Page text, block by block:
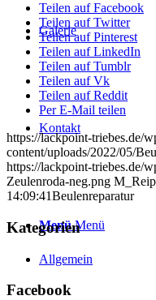
Galerie
Kontakt
Menü Menü
Teilen auf Facebook
Teilen auf Twitter
Teilen auf Pinterest
Teilen auf LinkedIn
Teilen auf Tumblr
Teilen auf Vk
Teilen auf Reddit
Per E-Mail teilen
https://lackpoint-triebes.de/
content/uploads/2022/05/
https://lackpoint-triebes.de/
Zeulenroda-neg.png
14:09:41Beulenreparatur
Kategorien
Allgemein
Facebook